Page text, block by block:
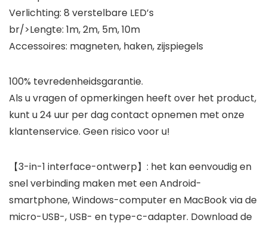
Verlichting: 8 verstelbare LED’s
br/>Lengte: 1m, 2m, 5m, 10m
Accessoires: magneten, haken, zijspiegels
100% tevredenheidsgarantie.
Als u vragen of opmerkingen heeft over het product,
kunt u 24 uur per dag contact opnemen met onze
klantenservice. Geen risico voor u!
【3-in-1 interface-ontwerp】: het kan eenvoudig en
snel verbinding maken met een Android-
smartphone, Windows-computer en MacBook via de
micro-USB-, USB- en type-c-adapter. Download de